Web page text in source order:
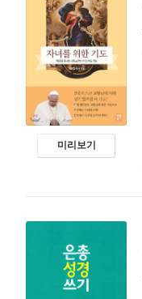
미리보기